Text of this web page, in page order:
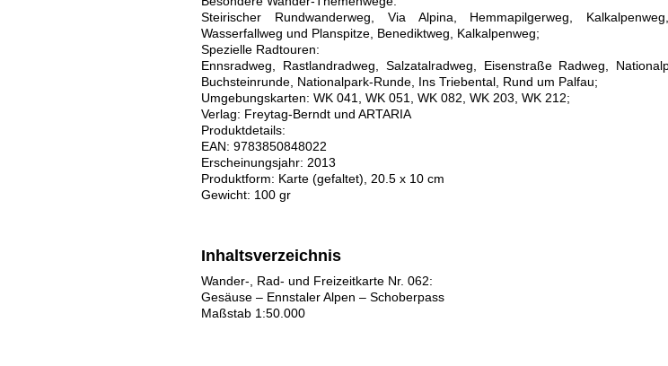
Steirischer Rundwanderweg, Via Alpina, Hemmapilgerweg,
Wasserfallweg und Planspitze, Benediktweg, Kalkalpenweg;
Spezielle Radtouren:
Ennsradweg, Rastlandradweg, Salzatalradweg, Eisenstraße Radweg,
Buchsteinrunde, Nationalpark-Runde, Ins Triebental, Rund um Palfau;
Umgebungskarten: WK 041, WK 051, WK 082, WK 203, WK 212;
Verlag: Freytag-Berndt und ARTARIA
Produktdetails:
EAN: 9783850848022
Erscheinungsjahr: 2013
Produktform: Karte (gefaltet), 20.5 x 10 cm
Gewicht: 100 gr
Inhaltsverzeichnis
Wander-, Rad- und Freizeitkarte Nr. 062:
Gesäuse – Ennstaler Alpen – Schoberpass
Maßstab 1:50.000